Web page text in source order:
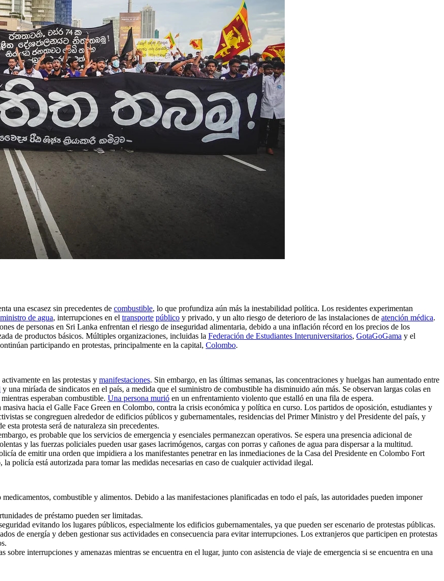
una escasez sin precedentes de combustible, lo que profundiza aún más la inestabilidad política. Los residentes experimentan
de agua, interrupciones en el transporte público y privado, y un alto riesgo de deterioro de las instalaciones de atención médica.
de personas en Sri Lanka enfrentan el riesgo de inseguridad alimentaria, debido a una inflación récord en los precios de los
de productos básicos. Múltiples organizaciones, incluidas la Federación de Estudiantes Interuniversitarios, GotaGoGama y el
participando en protestas, principalmente en la capital, Colombo.
en las protestas y manifestaciones. Sin embargo, en las últimas semanas, las concentraciones y huelgas han aumentado entre
y una miríada de sindicatos en el país, a medida que el suministro de combustible ha disminuido aún más. Se observan largas colas en
mientras esperaban combustible. Una persona murió en un enfrentamiento violento que estalló en una fila de espera.
masiva hacia el Galle Face Green en Colombo, contra la crisis económica y política en curso. Los partidos de oposición, estudiantes y
se congreguen alrededor de edificios públicos y gubernamentales, residencias del Primer Ministro y del Presidente del país, y
esta protesta será de naturaleza sin precedentes.
es probable que los servicios de emergencia y esenciales permanezcan operativos. Se espera una presencia adicional de
y las fuerzas policiales pueden usar gases lacrimógenos, cargas con porras y cañones de agua para dispersar a la multitud.
de emitir una orden que impidiera a los manifestantes penetrar en las inmediaciones de la Casa del Presidente en Colombo Fort
policía está autorizada para tomar las medidas necesarias en caso de cualquier actividad ilegal.
medicamentos, combustible y alimentos. Debido a las manifestaciones planificadas en todo el país, las autoridades pueden imponer
de préstamo pueden ser limitadas.
evitando los lugares públicos, especialmente los edificios gubernamentales, ya que pueden ser escenario de protestas públicas.
de energía y deben gestionar sus actividades en consecuencia para evitar interrupciones. Los extranjeros que participen en protestas
sobre interrupciones y amenazas mientras se encuentra en el lugar, junto con asistencia de viaje de emergencia si se encuentra en una